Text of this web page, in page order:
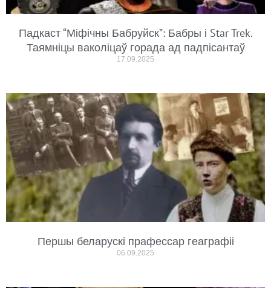
Падкаст “Міфічны Бабруйск”: Бабры і Star Trek.
Таямніцы ваколіцаў горада ад падпісантаў
17.09.2025
Першы беларускі прафессар геаграфіі
06.09.2025